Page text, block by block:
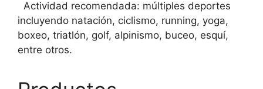
Actividad recomendada: múltiples deportes
incluyendo natación, ciclismo, running, yoga,
boxeo, triatlón, golf, alpinismo, buceo, esquí,
entre otros.